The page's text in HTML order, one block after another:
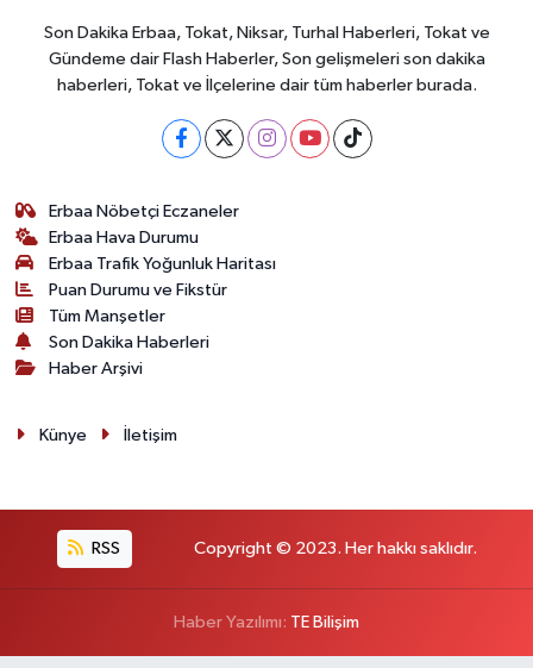
Son Dakika Erbaa, Tokat, Niksar, Turhal Haberleri, Tokat ve
Gündeme dair Flash Haberler, Son gelişmeleri son dakika
haberleri, Tokat ve İlçelerine dair tüm haberler burada.
Erbaa Nöbetçi Eczaneler
Erbaa Hava Durumu
Erbaa Trafik Yoğunluk Haritası
Puan Durumu ve Fikstür
Tüm Manşetler
Son Dakika Haberleri
Haber Arşivi
Künye İletişim
RSS Copyright © 2023. Her hakkı saklıdır.
Haber Yazılımı: TE Bilişim